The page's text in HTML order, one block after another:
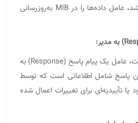
تغییر داده‌ها مربوط باشد، عامل داده‌ها را در MIB به‌روزرسانی
پس از پردازش درخواست، عامل یک پیام پاسخ (Response) به
پاسخ شامل اطلاعاتی است که توسط
تأییدیه‌ای برای تغییرات اعمال شده